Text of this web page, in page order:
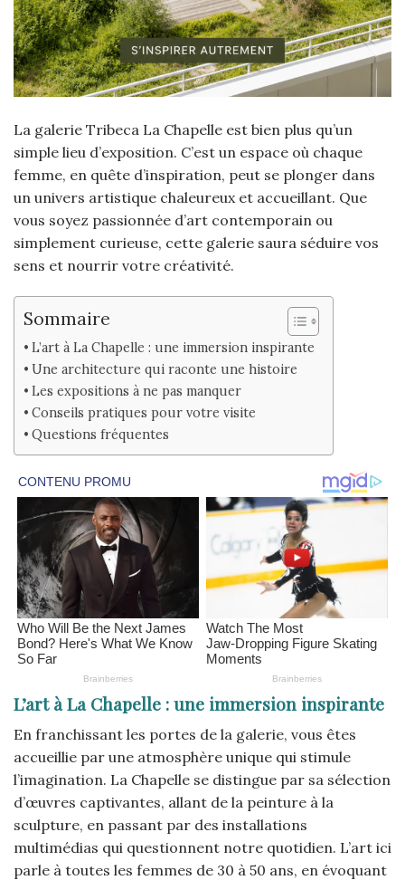
La galerie Tribeca La Chapelle est bien plus qu’un
simple lieu d’exposition. C’est un espace où chaque
femme, en quête d’inspiration, peut se plonger dans
un univers artistique chaleureux et accueillant. Que
vous soyez passionnée d’art contemporain ou
simplement curieuse, cette galerie saura séduire vos
sens et nourrir votre créativité.
Sommaire
L’art à La Chapelle : une immersion inspirante
Une architecture qui raconte une histoire
Les expositions à ne pas manquer
Conseils pratiques pour votre visite
Questions fréquentes
L’art à La Chapelle : une immersion inspirante
En franchissant les portes de la galerie, vous êtes
accueillie par une atmosphère unique qui stimule
l’imagination. La Chapelle se distingue par sa sélection
d’œuvres captivantes, allant de la peinture à la
sculpture, en passant par des installations
multimédias qui questionnent notre quotidien. L’art ici
parle à toutes les femmes de 30 à 50 ans, en évoquant